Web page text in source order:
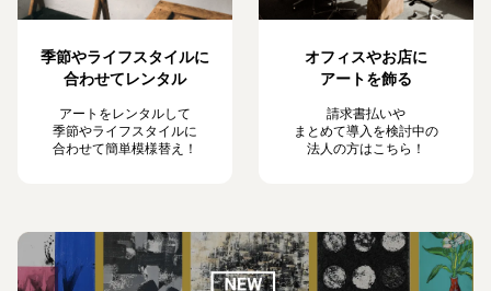
季節やライフスタイルに
合わせてレンタル
アートをレンタルして
季節やライフスタイルに
合わせて簡単模様替え！
オフィスやお店に
アートを飾る
請求書払いや
まとめて導入を検討中の
法人の方はこちら！